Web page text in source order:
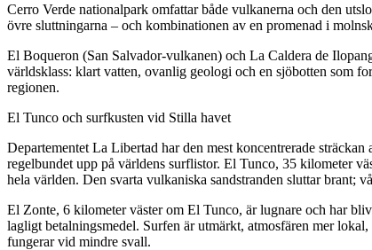
Cerro Verde nationalpark omfattar både vulkanerna och den
övre sluttningarna – och kombinationen av en promenad i
El Boqueron (San Salvador-vulkanen) och La Caldera de
världsklass: klart vatten, ovanlig geologi och en sjöbotten som
regionen.
El Tunco och surfkusten vid Stilla havet
Departementet La Libertad har den mest koncentrerade
regelbundet upp på världens surflistor. El Tunco, 35 kilometer
hela världen. Den svarta vulkaniska sandstranden sluttar brant;
El Zonte, 6 kilometer väster om El Tunco, är lugnare och har
lagligt betalningsmedel. Surfen är utmärkt, atmosfären mer
fungerar vid mindre svall.